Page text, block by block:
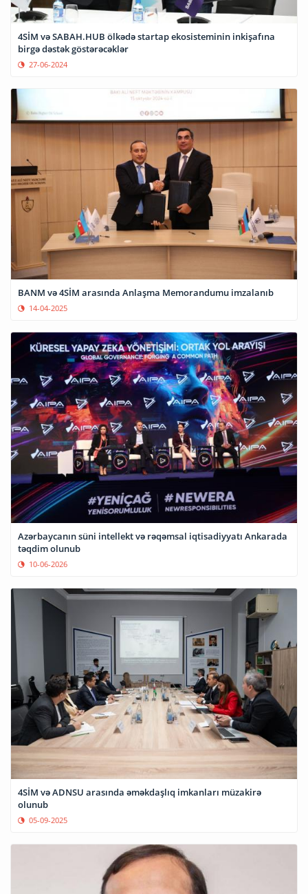
4SİM və SABAH.HUB ölkədə startap ekosisteminin inkişafına
birgə dəstək göstərəcəklər
27-06-2024
BANM və 4SİM arasında Anlaşma Memorandumu imzalanıb
14-04-2025
Azərbaycanın süni intellekt və rəqəmsal iqtisadiyyatı Ankarada
təqdim olunub
10-06-2026
4SİM və ADNSU arasında əməkdaşlıq imkanları müzakirə
olunub
05-09-2025